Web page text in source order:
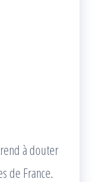
à douter
de France.